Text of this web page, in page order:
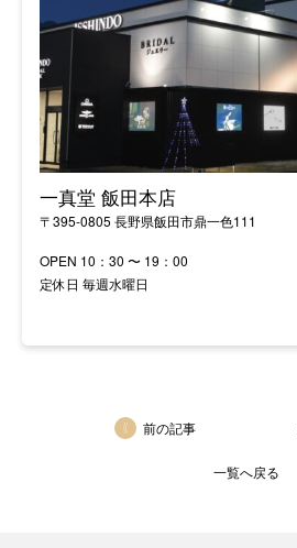
一真堂 飯田本店
〒395-0805 長野県飯田市鼎一色111
OPEN 10：30 〜 19：00
定休日 毎週水曜日
前の記事
一覧へ戻る